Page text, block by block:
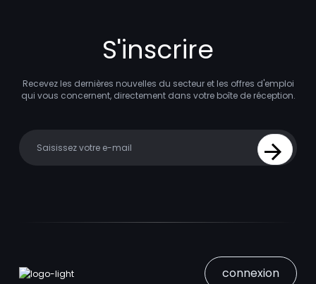
S'inscrire
Recevez les dernières nouvelles du secteur et les offres d'emploi
qui vous concernent, directement dans votre boîte de réception.
Sign Up
connexion